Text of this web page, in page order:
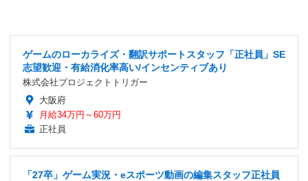
ゲームのローカライズ・翻訳サポートスタッフ「正社員」SE
志望歓迎・有給消化率高い/インセンティブあり
株式会社プロジェクトトリガー
大阪府
月給34万円～60万円
正社員
「27卒」ゲーム実況・eスポーツ動画の編集スタッフ正社員